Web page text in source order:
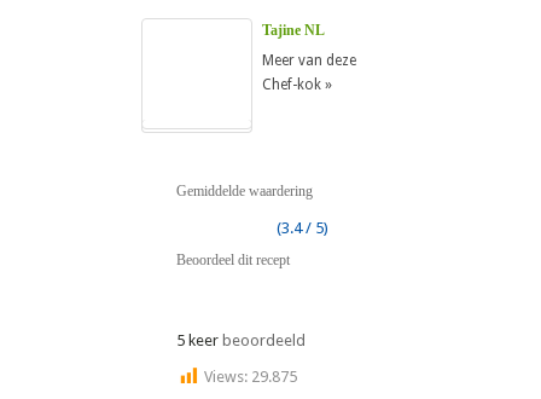
Tajine NL
Meer van deze
Chef-kok »
Gemiddelde waardering
(3.4 / 5)
Beoordeel dit recept
5 keer beoordeeld
Views: 29.875